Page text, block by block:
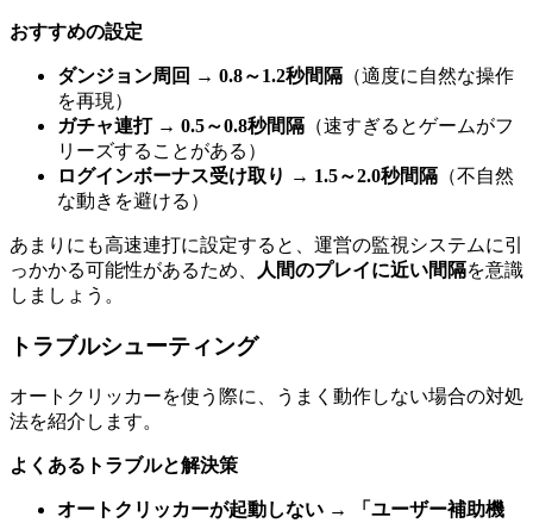
おすすめの設定
ダンジョン周回 → 0.8～1.2秒間隔 （適度に自然な操作
を再現）
ガチャ連打→ 0.5～0.8秒間隔 （速すぎるとゲームがフ
リーズすることがある）
ログインボーナス受け取り → 1.5～2.0秒間隔 （不自然
な動きを避ける）
あまりにも高速連打に設定すると、運営の監視システムに引
っかかる可能性があるため、
人間のプレイに近い間隔を意識
しましょう。
トラブルシューティング
オートクリッカーを使う際に、うまく動作しない場合の対処
法を紹介します。
よくあるトラブルと解決策
オートクリッカーが起動しない →
「ユーザー補助機